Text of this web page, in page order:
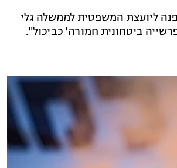
ליועצת המשפטית לממשלה גלי
ביטחונית חמורה' כביכול".